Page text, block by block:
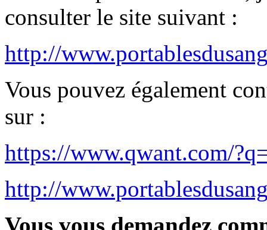
consulter le site suivant :
http://
Vous pouvez également
sur :
https://www.qwant.com/
http://
Vous vous demandez